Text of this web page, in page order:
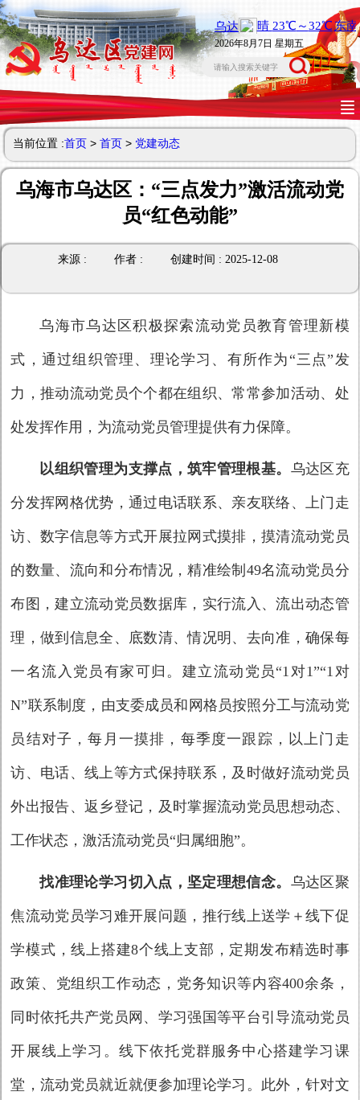
2026年8月7日 星期五
当前位置 :首页> 首页> 党建动态
乌海市乌达区：“三点发力”激活流动党
员“红色动能”
来源 : 作者 : 创建时间 : 2025-12-08
乌海市乌达区积极探索流动党员教育管理新模
式，通过组织管理、理论学习、有所作为“三点”发
力，推动流动党员个个都在组织、常常参加活动、处
处发挥作用，为流动党员管理提供有力保障。
以组织管理为支撑点，筑牢管理根基。 乌达区 充
分发挥网格优势，通过电话联系、亲友联络、上门走
访、数字信息等方式开展拉网式摸排，摸清流动党员
的数量、流向和分布情况，精准绘制49名流动党员分
布图，建立流动党员数据库，实行流入、流出动态管
理，做到信息全、底数清、情况明、去向准，确保每
一名流入党员有家可归。建立流动党员“1对1”“1对
N”联系制度，由支委成员和网格员按照分工与流动党
员结对子，每月一摸排，每季度一跟踪，以上门走
访、电话、线上等方式保持联系，及时做好流动党员
外出报告、返乡登记，及时掌握流动党员思想动态、
工作状态，激活流动党员“归属细胞”。
找准理论学习切入点，坚定理想信念。 乌达区 聚
焦流动党员学习难开展问题，推行线上送学＋线下促
学模式，线上搭建8个线上支部，定期发布精选时事
政策、党组织工作动态，党务知识等内容400余条，
同时依托共产党员网、学习强国等平台引导流动党员
开展线上学习。线下依托党群服务中心搭建学习课
堂，流动党员就近就便参加理论学习。此外，针对文